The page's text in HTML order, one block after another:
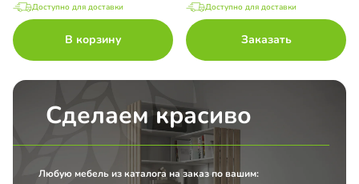
Доступно для доставки
В корзину
Доступно для доставки
Заказать
Сделаем красиво
Любую мебель из каталога на заказ по вашим: